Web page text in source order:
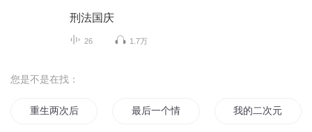
刑法国庆
26 1.7万
您是不是在找：
重生两次后我穿回书里了最后一个情人节 我的二次元的无